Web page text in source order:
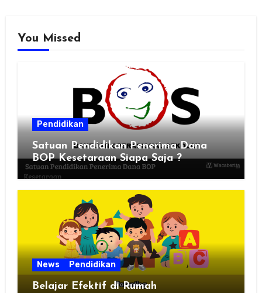
You Missed
Pendidikan
Satuan Pendidikan Penerima Dana
BOP Kesetaraan Siapa Saja ?
News Pendidikan
Belajar Efektif di Rumah